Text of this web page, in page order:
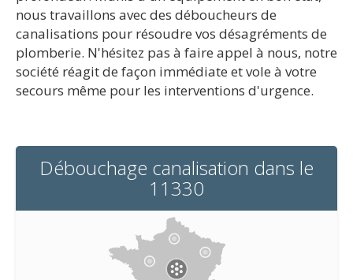
nous travaillons avec des déboucheurs de
canalisations pour résoudre vos désagréments de
plomberie. N'hésitez pas à faire appel à nous, notre
société réagit de façon immédiate et vole à votre
secours même pour les interventions d'urgence.
Débouchage canalisation dans le
11330